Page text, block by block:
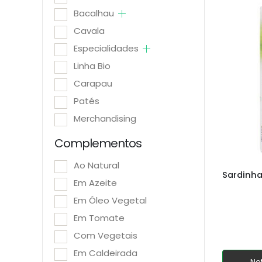
Bacalhau
Cavala
Especialidades
Linha Bio
Carapau
Patés
Merchandising
Complementos
Ao Natural
Em Azeite
Em Óleo Vegetal
Em Tomate
Com Vegetais
Em Caldeirada